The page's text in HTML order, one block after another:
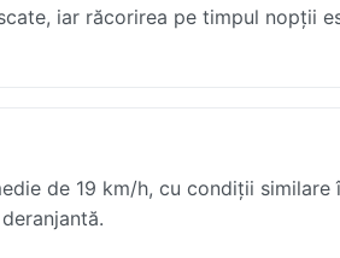
iar răcorirea pe timpul nopții
de 19 km/h, cu condiții similare